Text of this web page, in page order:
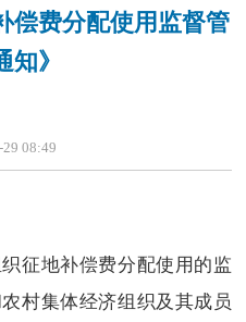
偿费分配使用监督管
知》
08:49
地补偿费分配使用的监
村集体经济组织及其成员